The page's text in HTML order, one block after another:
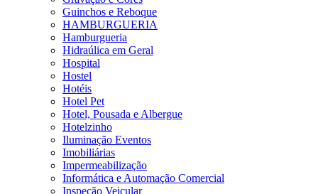
Guinchos e Reboque
HAMBURGUERIA
Hamburgueria
Hidraúlica em Geral
Hospital
Hostel
Hotéis
Hotel Pet
Hotel, Pousada e Albergue
Hotelzinho
Iluminação Eventos
Imobiliárias
Impermeabilização
Informática e Automação Comercial
Inspeção Veicular